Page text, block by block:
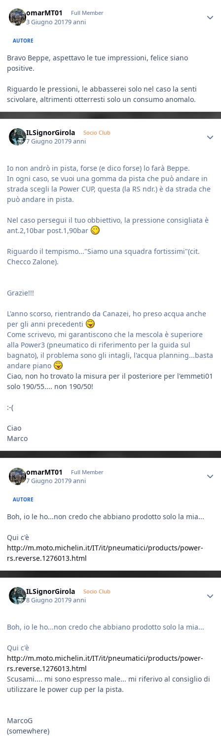
omarMT01 Full Member
3 Giugno 20179 anni
AUTORE
Bravo Beppe, aspettavo le tue impressioni, felice siano
positive.
Riguardo le pressioni, le abbasserei solo nel caso la senti
scivolare, altrimenti otterresti solo un consumo anomalo.
ILSignorGirola Socio Club
7 Giugno 20179 anni
Io non andrò in pista, forse (e dico forse) lo farà Beppe.
In ogni caso, se vuoi una gomma da pista che può andare in
strada scegli la Power CUP, questa (la RS ndr.) è da strada che
può andare in pista.
Nel caso persegui il tuo obbiettivo, la pressione consigliata è
ant.2,10bar post.1,90bar
Riguardo il tempismo..."Siamo una squadra fortissimi"(cit.
Checco Zalone).
Grazie!!!
L'anno scorso, rientrando da Canazei, ho preso acqua anche
per gli anni precedenti
Come scrivevo, mi garantiscono che la mescola è superiore
alla Power3 (pneumatico di riferimento per la guida sul
bagnato), il problema sono gli intagli, l'acqua planning...basta
andare piano
Ciao, non ho trovato la misura per il posteriore per l'emmeti01
solo 190/55.... non 190/50!
:-(
Ciao
Marco
omarMT01 Full Member
7 Giugno 20179 anni
AUTORE
Boh, io le ho...non credo che abbiano prodotto solo la mia...
Qui c'è
http://m.moto.michelin.it/IT/it/pneumatici/products/power-
rs.reverse.1276013.html
ILSignorGirola Socio Club
8 Giugno 20179 anni
Boh, io le ho...non credo che abbiano prodotto solo la mia...
Qui c'è
http://m.moto.michelin.it/IT/it/pneumatici/products/power-
rs.reverse.1276013.html
Scusami.... mi sono espresso male... mi riferivo al consiglio di
utilizzare le power cup per la pista.
MarcoG
(somewhere)